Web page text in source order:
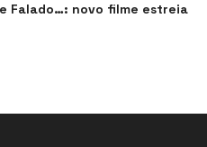
Falado…: novo filme estreia